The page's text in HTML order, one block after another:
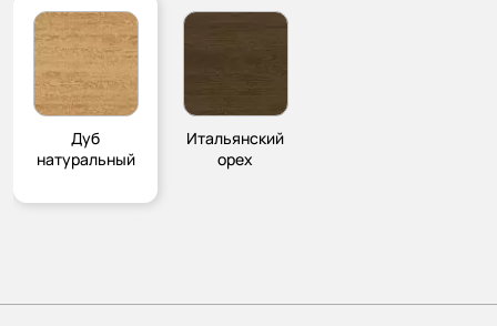
Дуб
натуральный
Итальянский
орех